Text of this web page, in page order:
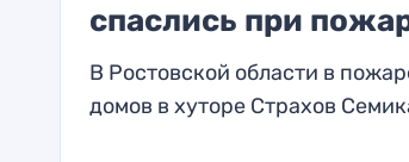
спаслись при
В Ростовской области в
домов в хуторе Страхов